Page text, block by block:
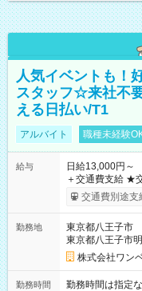
人気イベントも！
スタッフ☆来社不
える日払い/T1
アルバイト 職種未経験
給与
日給13,000円～
＋交通費支給 ★交通費全額支給！ ┗案件により規定あり ★日払
いOK！（規定
ンビニATMから 日払
交通費別途支
勤務地
東京都八王子市
東京都八王子市
株式会社ワン
勤務時間
勤務時間は指定